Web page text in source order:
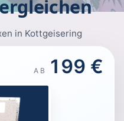
in Kottgeisering
AB 199 €